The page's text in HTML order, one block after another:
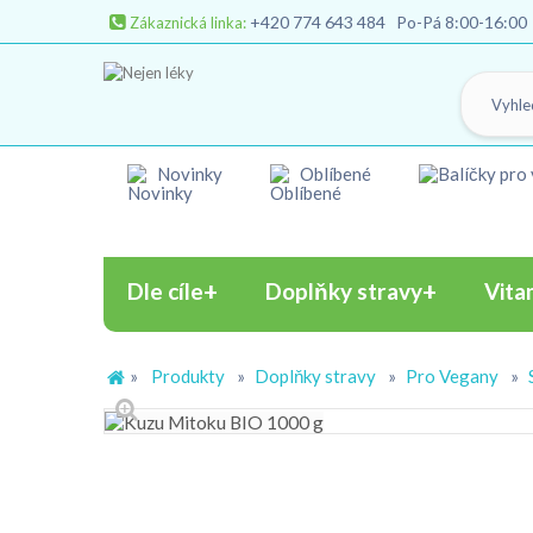
Zákaznická linka: +420 774 643 484 Po-Pá 8:00-16:00
Novinky Oblíbené
Dle cíle Doplňky stravy
» Produkty » Doplňky stravy » Pro Vegany »